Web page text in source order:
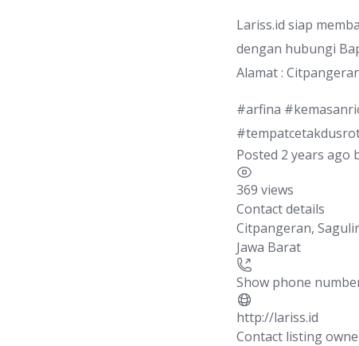
Lariss.id siap
dengan hubungi
Alamat :
#arfina
Posted 2 years ago
369 views
Contact details
Citpangeran,
Jawa Barat
Show phone
http://lariss.id
Contact listing